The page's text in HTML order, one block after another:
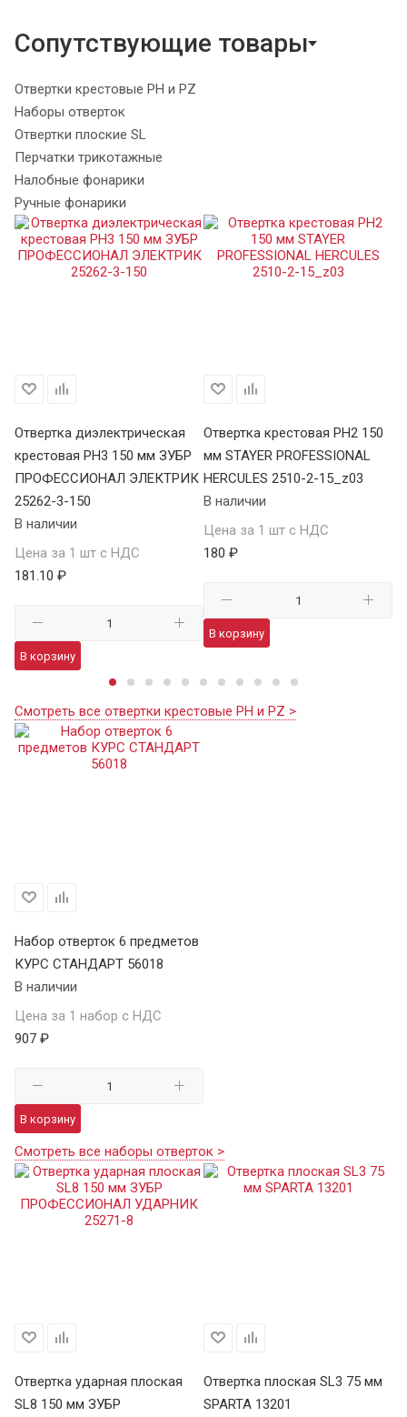
Сопутствующие товары
Отвертки крестовые PH и PZ
Наборы отверток
Отвертки плоские SL
Перчатки трикотажные
Налобные фонарики
Ручные фонарики
Отвертка диэлектрическая
крестовая PH3 150 мм ЗУБР
ПРОФЕССИОНАЛ ЭЛЕКТРИК
25262-3-150
В наличии
Цена за 1 шт с НДС
181.10 ₽
В корзину
Отвертка крестовая PH2 150
мм STAYER PROFESSIONAL
HERCULES 2510-2-15_z03
В наличии
Цена за 1 шт с НДС
180 ₽
В корзину
Смотреть все отвертки крестовые PH и PZ >
Набор отверток 6 предметов
КУРС СТАНДАРТ 56018
В наличии
Цена за 1 набор с НДС
907 ₽
В корзину
Смотреть все наборы отверток >
Отвертка ударная плоская
SL8 150 мм ЗУБР
Отвертка плоская SL3 75 мм
SPARTA 13201